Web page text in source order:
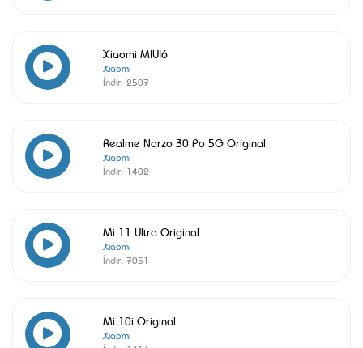
Xiaomi MIUI6
Xiaomi
İndir: 2507
Realme Narzo 30 Po 5G Original
Xiaomi
İndir: 1402
Mi 11 Ultra Original
Xiaomi
İndir: 7051
Mi 10i Original
Xiaomi